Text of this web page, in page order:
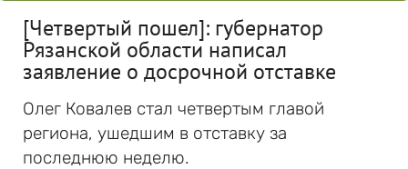
[Четвертый пошел]: губернатор
Рязанской области написал
заявление о досрочной отставке
Олег Ковалев стал четвертым главой
региона, ушедшим в отставку за
последнюю неделю.